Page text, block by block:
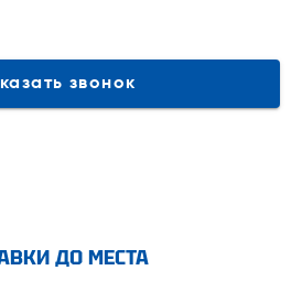
Заказать звонок
ДО МЕСТА